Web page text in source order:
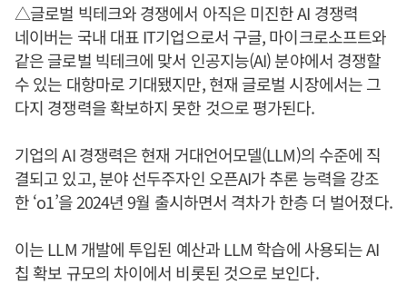
△글로벌 빅테크와 경쟁에서 아직은 미진한 AI 경쟁력
네이버는 국내 대표 IT기업으로서 구글, 마이크로소프트와
같은 글로벌 빅테크에 맞서 인공지능(AI) 분야에서 경쟁할
수 있는 대항마로 기대됐지만, 현재 글로벌 시장에서는 그
다지 경쟁력을 확보하지 못한 것으로 평가된다.
기업의 AI 경쟁력은 현재 거대언어모델(LLM)의 수준에 직
결되고 있고, 분야 선두주자인 오픈AI가 추론 능력을 강조
한 ‘o1’을 2024년 9월 출시하면서 격차가 한층 더 벌어졌다.
이는 LLM 개발에 투입된 예산과 LLM 학습에 사용되는 AI
칩 확보 규모의 차이에서 비롯된 것으로 보인다.